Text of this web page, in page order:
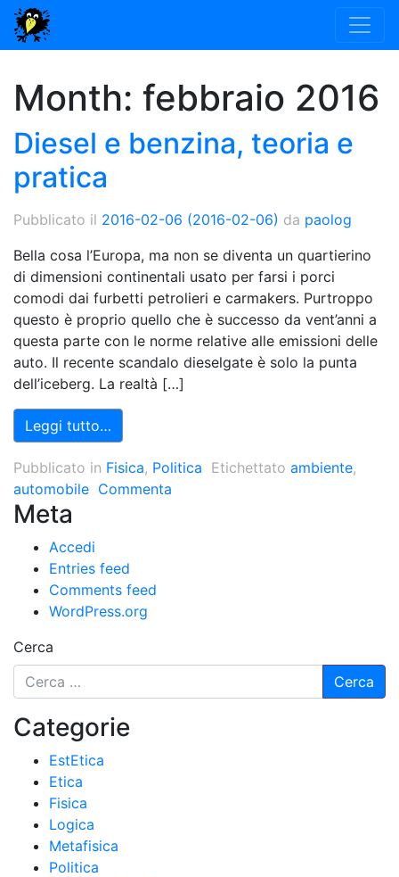
Month: febbraio 2016
Diesel e benzina, teoria e
pratica
Pubblicato il 2016-02-06 (2016-02-06) da paolog
Bella cosa l’Europa, ma non se diventa un quartierino
di dimensioni continentali usato per farsi i porci
comodi dai furbetti petrolieri e carmakers. Purtroppo
questo è proprio quello che è successo da vent’anni a
questa parte con le norme relative alle emissioni delle
auto. Il recente scandalo dieselgate è solo la punta
dell’iceberg. La realtà […]
Leggi tutto…
Pubblicato in Fisica, Politica Etichettato ambiente,
automobile Commenta
Meta
Accedi
Entries feed
Comments feed
WordPress.org
Cerca
Categorie
EstEtica
Etica
Fisica
Logica
Metafisica
Politica